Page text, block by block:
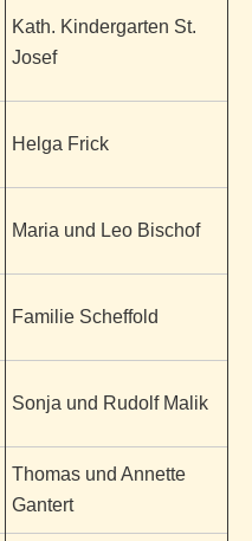
Kath. Kindergarten St.
Josef
Helga Frick
Maria und Leo Bischof
Familie Scheffold
Sonja und Rudolf Malik
Thomas und Annette
Gantert